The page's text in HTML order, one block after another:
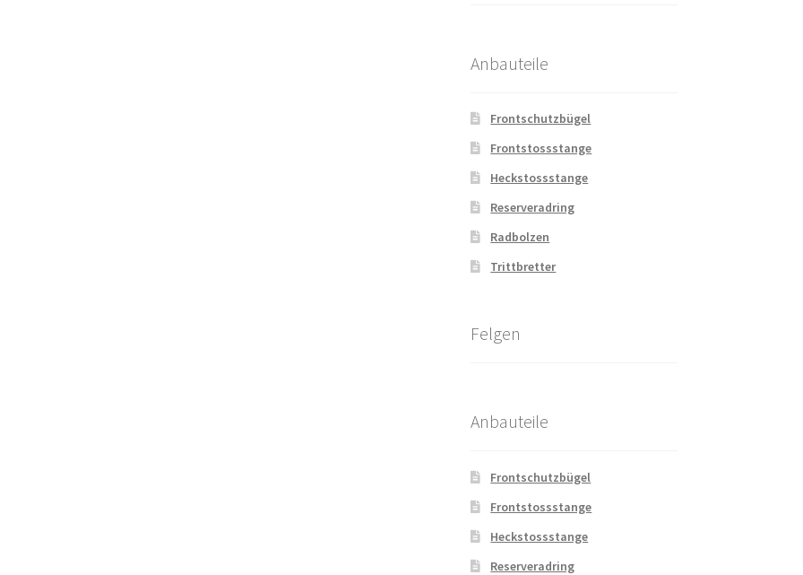
Anbauteile
Frontschutzbügel
Frontstossstange
Heckstossstange
Reserveradring
Radbolzen
Trittbretter
Felgen
Anbauteile
Frontschutzbügel
Frontstossstange
Heckstossstange
Reserveradring